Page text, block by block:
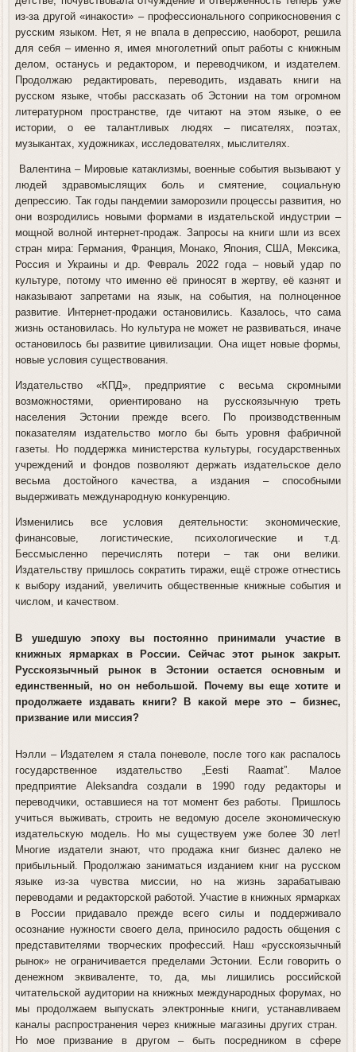
из-за другой «инакости» – профессионального соприкосновения с
русским языком. Нет, я не впала в депрессию, наоборот, решила
для себя – именно я, имея многолетний опыт работы с книжным
делом, останусь и редактором, и переводчиком, и издателем.
Продолжаю редактировать, переводить, издавать книги на
русском языке, чтобы рассказать об Эстонии на том огромном
литературном пространстве, где читают на этом языке, о ее
истории, о ее талантливых людях – писателях, поэтах,
музыкантах, художниках, исследователях, мыслителях.
Валентина– Мировые катаклизмы, военные события вызывают у
людей здравомыслящих боль и смятение, социальную
депрессию. Так годы пандемии заморозили процессы развития, но
они возродились новыми формами в издательской индустрии –
мощной волной интернет-продаж. Запросы на книги шли из всех
стран мира: Германия, Франция, Монако, Япония, США, Мексика,
Россия и Украины и др. Февраль 2022 года – новый удар по
культуре, потому что именно её приносят в жертву, её казнят и
наказывают запретами на язык, на события, на полноценное
развитие. Интернет-продажи остановились. Казалось, что сама
жизнь остановилась. Но культура не может не развиваться, иначе
остановилось бы развитие цивилизации. Она ищет новые формы,
новые условия существования.
Издательство «КПД», предприятие с весьма скромными
возможностями, ориентировано на русскоязычную треть
населения Эстонии прежде всего. По производственным
показателям издательство могло бы быть уровня фабричной
газеты. Но поддержка министерства культуры, государственных
учреждений и фондов позволяют держать издательское дело
весьма достойного качества, а издания – способными
выдерживать международную конкуренцию.
Изменились все условия деятельности: экономические,
финансовые, логистические, психологические и т.д.
Бессмысленно перечислять потери – так они велики.
Издательству пришлось сократить тиражи, ещё строже отнестись
к выбору изданий, увеличить общественные книжные события и
числом, и качеством.
В ушедшую эпоху вы постоянно принимали участие в
книжных ярмарках в России. Сейчас этот рынок закрыт.
Русскоязычный рынок в Эстонии остается основным и
единственный, но он небольшой. Почему вы еще хотите и
продолжаете издавать книги? В какой мере это – бизнес,
призвание или миссия?
Нэлли – Издателем я стала поневоле, после того как распалось
государственное издательство „Eesti Raamat”. Малое
предприятие Aleksandra создали в 1990 году редакторы и
переводчики, оставшиеся на тот момент без работы. Пришлось
учиться выживать, строить не ведомую доселе экономическую
издательскую модель. Но мы существуем уже более 30 лет!
Многие издатели знают, что продажа книг бизнес далеко не
прибыльный. Продолжаю заниматься изданием книг на русском
языке из-за чувства миссии, но на жизнь зарабатываю
переводами и редакторской работой. Участие в книжных ярмарках
в России придавало прежде всего силы и поддерживало
осознание нужности своего дела, приносило радость общения с
представителями творческих профессий. Наш «русскоязычный
рынок» не ограничивается пределами Эстонии. Если говорить о
денежном эквиваленте, то, да, мы лишились российской
читательской аудитории на книжных международных форумах, но
мы продолжаем выпускать электронные книги, устанавливаем
каналы распространения через книжные магазины других стран.
Но мое призвание в другом – быть посредником в сфере